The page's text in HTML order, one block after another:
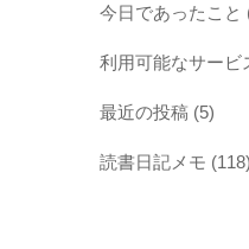
今日であったこと
利用可能なサービ
最近の投稿 (5)
読書日記メモ (118)